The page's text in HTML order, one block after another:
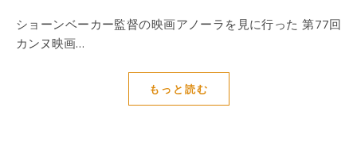
ショーンベーカー監督の映画アノーラを見に行った 第77回
カンヌ映画…
もっと読む